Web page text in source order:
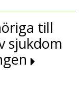
till
sjukdom